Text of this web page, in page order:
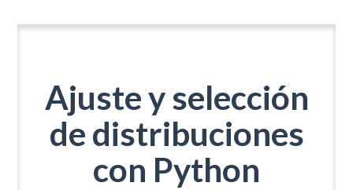
Ajuste y selección
de distribuciones
con Python